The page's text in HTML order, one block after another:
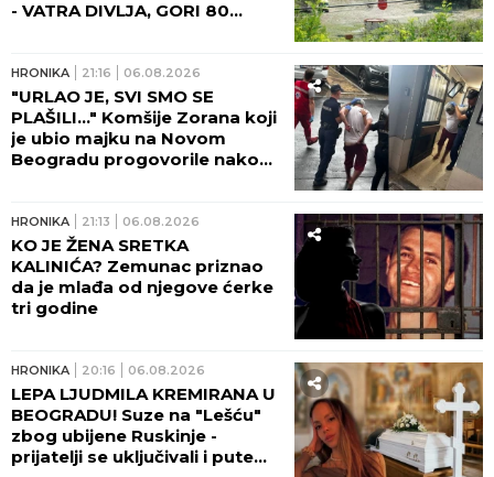
- VATRA DIVLJA, GORI 80
HRONIKA 21:16 06.08.2026
"URLAO JE, SVI SMO SE
PLAŠILI..." Komšije Zorana koji
je ubio majku na Novom
Beogradu progovorile nakon
HRONIKA 21:13 06.08.2026
KO JE ŽENA SRETKA
KALINIĆA? Zemunac priznao
da je mlađa od njegove ćerke
tri godine
HRONIKA 20:16 06.08.2026
LEPA LJUDMILA KREMIRANA U
BEOGRADU! Suze na "Lešću"
zbog ubijene Ruskinje -
prijatelji se uključivali i putem